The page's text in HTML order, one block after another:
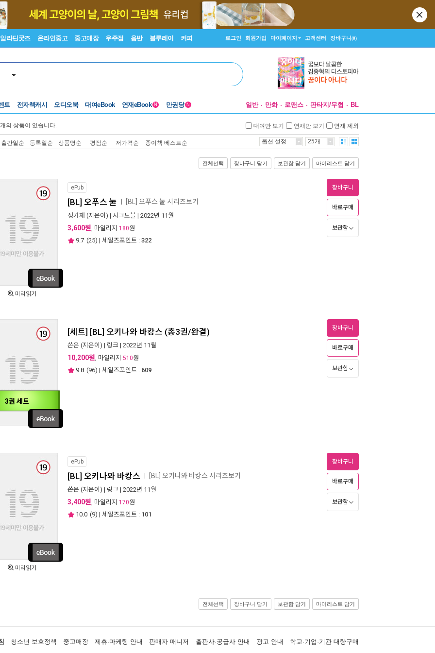
알라딘굿즈 온라인중고 중고매장 우주점 음반 블루레이 커피 로그인 회원가입 마이페이지 고객센터 장바구니(0)
트 전자책캐시 오디오북 대여eBook 연재eBook N 만권당 N 일반 만화 로맨스 판타지/무협 BL
개의 상품이 있습니다. 대여만 보기 연재만 보기 연재 제외
출간일순 등록일순 상품명순 평점순 저가격순 종이책 베스트순 옵션 설정 25개
전체선택 장바구니 담기 보관함 담기 마이리스트 담기
미리읽기
ePub
[BL] 오푸스 눌 [BL] 오푸스 눌 시리즈보기
정가재 (지은이) | 시크노블 | 2022년 11월
3,600원, 마일리지 180원
9.7 (25) | 세일즈포인트 : 322
장바구니
바로구매
보관함
3권 세트
[세트] [BL] 오키나와 바캉스 (총3권/완결)
쓴은 (지은이) | 링크 | 2022년 11월
10,200원, 마일리지 510원
9.8 (96) | 세일즈포인트 : 609
장바구니
바로구매
보관함
미리읽기
ePub
[BL] 오키나와 바캉스 [BL] 오키나와 바캉스 시리즈보기
쓴은 (지은이) | 링크 | 2022년 11월
3,400원, 마일리지 170원
10.0 (9) | 세일즈포인트 : 101
장바구니
바로구매
보관함
전체선택 장바구니 담기 보관함 담기 마이리스트 담기
청소년 보호정책 중고매장 제휴·마케팅 안내 판매자 매니저 출판사·공급사 안내 광고 안내 학교·기업·기관 대량구매